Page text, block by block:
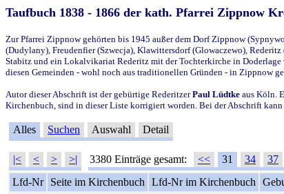
Taufbuch 1838 - 1866 der kath. Pfarrei Zippnow
Zur Pfarrei Zippnow gehörten bis 1945 außer dem Dorf Zippnow
(Dudylany), Freudenfier (Szwecja), Klawittersdorf (Glowaczewo),
Stabitz und ein Lokalvikariat Rederitz mit der Tochterkirche in Doderlage
diesen Gemeinden - wohl noch aus traditionellen Gründen - in Zippnow
Autor dieser Abschrift ist der gebürtige RederitzerPaul Lüdtke aus Köln.
Kirchenbuch, sind in dieser Liste korrigiert worden. Bei der Abschrift
Alles Suchen Auswahl Detail
|< < > >| 3380 Einträge gesamt: << 31 34 37
Lfd-Nr
Seite im Kirchenbuch Lfd-Nr im Kirchenbuch